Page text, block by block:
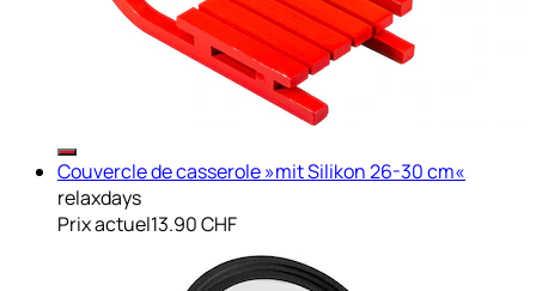
Couvercle de casserole »mit Silikon 26-30 cm«
relaxdays
Prix actuel13.90 CHF